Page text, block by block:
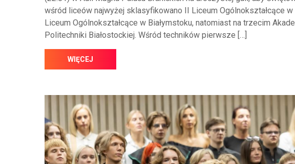
wśród liceów najwyżej sklasyfikowano II Liceum Ogólnokształcące w
Liceum Ogólnokształcące w Białymstoku, natomiast na trzecim
Politechniki Białostockiej. Wśród techników pierwsze […]
WIĘCEJ